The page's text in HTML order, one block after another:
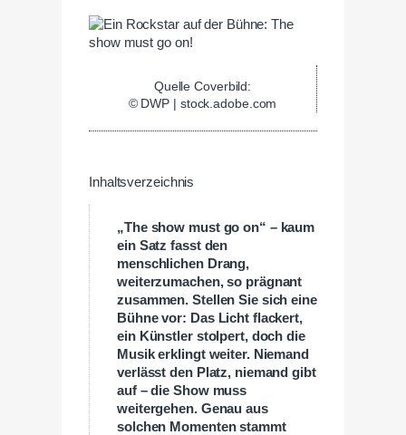
Quelle Coverbild:
© DWP | stock.adobe.com
Inhaltsverzeichnis
„The show must go on“ – kaum
ein Satz fasst den
menschlichen Drang,
weiterzumachen, so prägnant
zusammen. Stellen Sie sich eine
Bühne vor: Das Licht flackert,
ein Künstler stolpert, doch die
Musik erklingt weiter. Niemand
verlässt den Platz, niemand gibt
auf – die Show muss
weitergehen. Genau aus
solchen Momenten stammt